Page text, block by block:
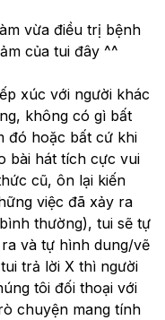
những suy nghĩ bắt đầu
trung như đọc sách,
nhạc khiến bạn thả
tham gia các hoạt
đan lát.
: Khi nhận ra mình đang
lại" hoặc "tôi sẽ nghĩ
chú ý.
vì để chúng lặp đi lặp lại
bạn đang nghĩ. Điều
giải tỏa bớt gánh nặng
óc mệt mỏi vì suy nghĩ
sâu để làm dịu tâm trí
vừa điều trị bệnh
của tui đây ^^
xúc với người khác
không có gì bất
đó hoặc bất cứ khi
bài hát tích cực vui
cũ, ôn lại kiến
việc đã xảy ra
thường), tui sẽ tự
và tự hình dung/vẽ
trả lời X thì người
tôi đối thoại với
chuyện mang tính